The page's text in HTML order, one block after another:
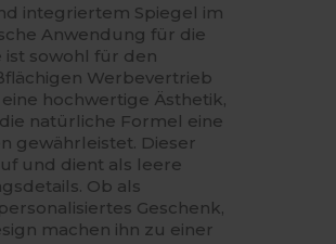
integriertem Spiegel im
Anwendung für die
ist sowohl für den
Werbevertrieb
hochwertige Ästhetik,
natürliche Formel eine
gewährleistet. Dieser
und dient als leere
Ob als
Geschenk,
machen ihn zu einer